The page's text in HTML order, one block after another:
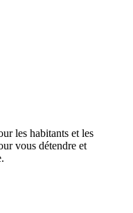
les habitants et les
vous détendre et